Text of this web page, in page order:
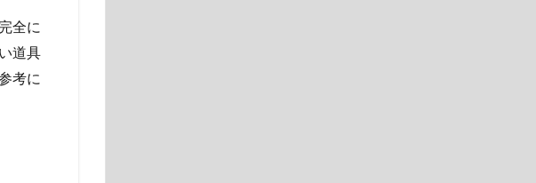
全に
道具
考に